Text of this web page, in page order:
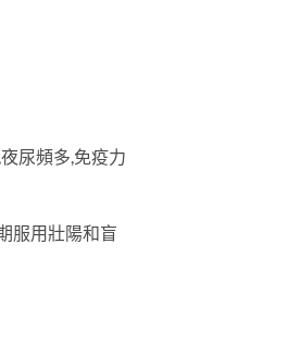
尿頻多,免疫力
服用壯陽和盲